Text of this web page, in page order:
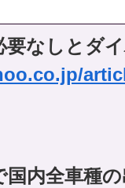
要なしとダ
国内全車種